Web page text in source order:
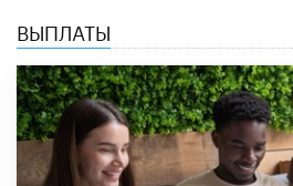
ВЫПЛАТЫ